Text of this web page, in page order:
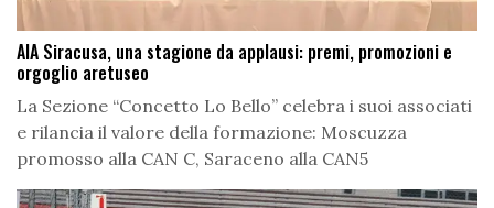
AIA Siracusa, una stagione da applausi: premi, promozioni e
orgoglio aretuseo
La Sezione “Concetto Lo Bello” celebra i suoi associati
e rilancia il valore della formazione: Moscuzza
promosso alla CAN C, Saraceno alla CAN5